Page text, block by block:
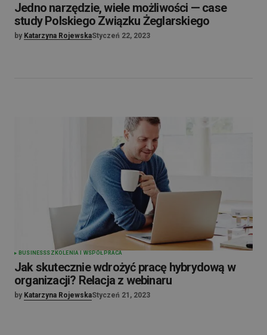
Jedno narzędzie, wiele możliwości — case
study Polskiego Związku Żeglarskiego
by Katarzyna RojewskaStyczeń 22, 2023
BUSINESSSZKOLENIA I WSPÓŁPRACA
Jak skutecznie wdrożyć pracę hybrydową w
organizacji? Relacja z webinaru
by Katarzyna RojewskaStyczeń 21, 2023